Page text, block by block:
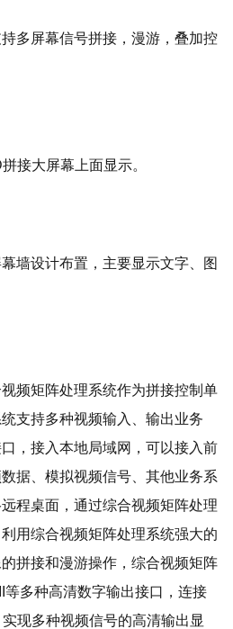
多屏幕信号拼接，漫游，叠加控
接大屏幕上面显示。
墙设计布置，主要显示文字、图
频矩阵处理系统作为拼接控制单
支持多种视频输入、输出业务
，接入本地局域网，可以接入前
据、模拟视频信号、其他业务系
程桌面，通过综合视频矩阵处理
用综合视频矩阵处理系统强大的
拼接和漫游操作，综合视频矩阵
多种高清数字输出接口，连接
现多种视频信号的高清输出显